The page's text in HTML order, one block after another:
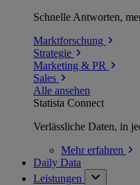
Schnelle Antworten,
Marktforschung
Strategie
Marketing & PR
Sales
Alle ansehen
Statista Connect
Verlässliche Daten, in
Mehrerfahren
Daily Data
Leistungen